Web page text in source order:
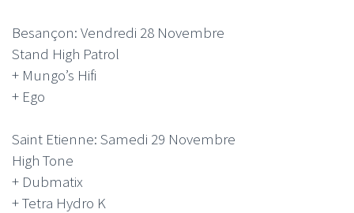
Besançon: Vendredi 28 Novembre
Stand High Patrol
+ Mungo’s Hifi
+ Ego
Saint Etienne: Samedi 29 Novembre
High Tone
+ Dubmatix
+ Tetra Hydro K